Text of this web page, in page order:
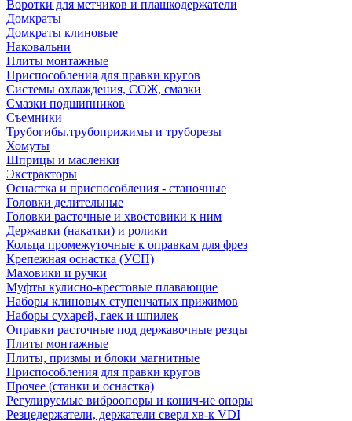
Воротки для метчиков и плашкодержатели
Домкраты
Домкраты клиновые
Наковальни
Плиты монтажные
Приспособления для правки кругов
Системы охлаждения, СОЖ, смазки
Смазки подшипников
Съемники
Трубогибы,трубоприжимы и труборезы
Хомуты
Шприцы и масленки
Экстракторы
Оснастка и приспособления - станочные
Головки делительные
Головки расточные и хвостовики к ним
Державки (накатки) и ролики
Кольца промежуточные к оправкам для фрез
Крепежная оснастка (УСП)
Маховики и ручки
Муфты кулисно-крестовые плавающие
Наборы клиновых ступенчатых прижимов
Наборы сухарей, гаек и шпилек
Оправки расточные под державочные резцы
Плиты монтажные
Плиты, призмы и блоки магнитные
Приспособления для правки кругов
Прочее (станки и оснастка)
Регулируемые виброопоры и конич-ие опоры
Резцедержатели, держатели сверл хв-к VDI